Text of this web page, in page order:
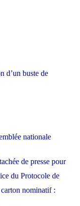
d’un buste de
nationale
de presse pour
du Protocole de
nominatif :